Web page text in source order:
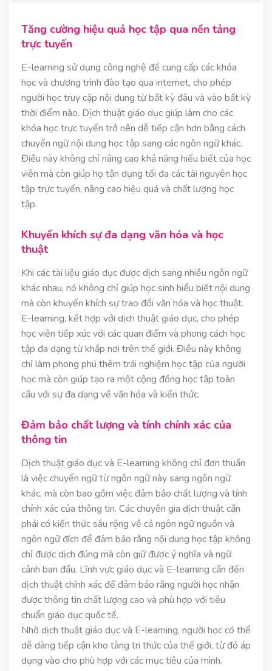
Tăng cường hiệu quả học tập qua nền tảng
trực tuyến
E-learning sử dụng công nghệ để cung cấp các khóa
học và chương trình đào tạo qua internet, cho phép
người học truy cập nội dung từ bất kỳ đâu và vào bất kỳ
thời điểm nào. Dịch thuật giáo dục giúp làm cho các
khóa học trực tuyến trở nên dễ tiếp cận hơn bằng cách
chuyển ngữ nội dung học tập sang các ngôn ngữ khác.
Điều này không chỉ nâng cao khả năng hiểu biết của học
viên mà còn giúp họ tận dụng tối đa các tài nguyên học
tập trực tuyến, nâng cao hiệu quả và chất lượng học
tập.
Khuyến khích sự đa dạng văn hóa và học
thuật
Khi các tài liệu giáo dục được dịch sang nhiều ngôn ngữ
khác nhau, nó không chỉ giúp học sinh hiểu biết nội dung
mà còn khuyến khích sự trao đổi văn hóa và học thuật.
E-learning, kết hợp với dịch thuật giáo dục, cho phép
học viên tiếp xúc với các quan điểm và phong cách học
tập đa dạng từ khắp nơi trên thế giới. Điều này không
chỉ làm phong phú thêm trải nghiệm học tập của người
học mà còn giúp tạo ra một cộng đồng học tập toàn
cầu với sự đa dạng về văn hóa và kiến thức.
Đảm bảo chất lượng và tính chính xác của
thông tin
Dịch thuật giáo dục và E-learning không chỉ đơn thuần
là việc chuyển ngữ từ ngôn ngữ này sang ngôn ngữ
khác, mà còn bao gồm việc đảm bảo chất lượng và tính
chính xác của thông tin. Các chuyên gia dịch thuật cần
phải có kiến thức sâu rộng về cả ngôn ngữ nguồn và
ngôn ngữ đích để đảm bảo rằng nội dung học tập không
chỉ được dịch đúng mà còn giữ được ý nghĩa và ngữ
cảnh ban đầu. Lĩnh vực giáo dục và E-learning cần đến
dịch thuật chính xác để đảm bảo rằng người học nhận
được thông tin chất lượng cao và phù hợp với tiêu
chuẩn giáo dục quốc tế.
Nhờ dịch thuật giáo dục và E-learning, người học có thể
dễ dàng tiếp cận kho tàng tri thức của thế giới, từ đó áp
dụng vào cho phù hợp với các mục tiêu của mình.